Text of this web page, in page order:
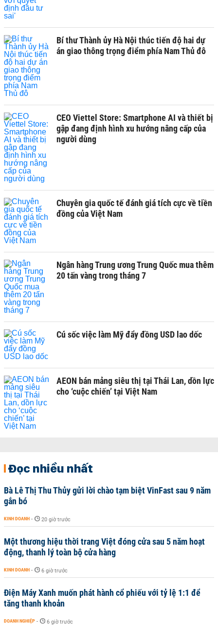
Bí thư Thành ủy Hà Nội thúc tiến độ hai dự
án giao thông trọng điểm phía Nam Thủ đô
CEO Viettel Store: Smartphone AI và thiết bị
gập đang định hình xu hướng nâng cấp của
người dùng
Chuyên gia quốc tế đánh giá tích cực về tiền
đồng của Việt Nam
Ngân hàng Trung ương Trung Quốc mua thêm
20 tấn vàng trong tháng 7
Cú sốc việc làm Mỹ đẩy đồng USD lao dốc
AEON bán mảng siêu thị tại Thái Lan, dồn lực
cho ‘cuộc chiến’ tại Việt Nam
Đọc nhiều nhất
Bà Lê Thị Thu Thủy gửi lời chào tạm biệt VinFast sau 9 năm
gắn bó
KINH DOANH - 20 giờ trước
Một thương hiệu thời trang Việt đóng cửa sau 5 năm hoạt
động, thanh lý toàn bộ cửa hàng
KINH DOANH - 6 giờ trước
Điện Máy Xanh muốn phát hành cổ phiếu với tỷ lệ 1:1 để
tăng thanh khoản
DOANH NGHIỆP - 6 giờ trước